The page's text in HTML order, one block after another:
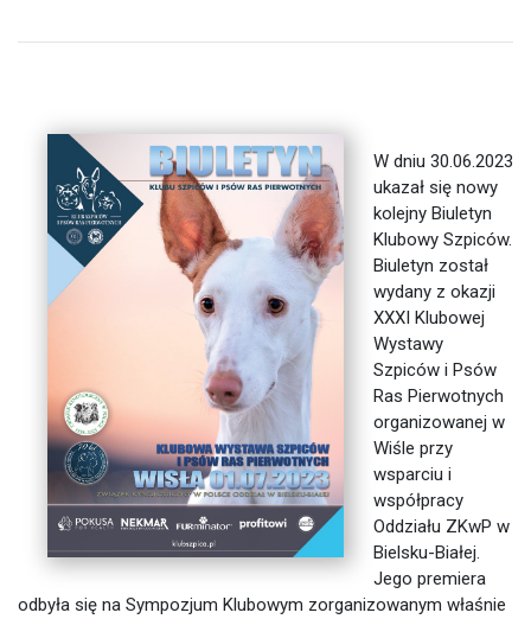
W dniu 30.06.2023
ukazał się nowy
kolejny Biuletyn
Klubowy Szpiców.
Biuletyn został
wydany z okazji
XXXI Klubowej
Wystawy
Szpiców i Psów
Ras Pierwotnych
organizowanej w
Wiśle przy
wsparciu i
współpracy
Oddziału ZKwP w
Bielsku-Białej.
Jego premiera
odbyła się na Sympozjum Klubowym zorganizowanym właśnie